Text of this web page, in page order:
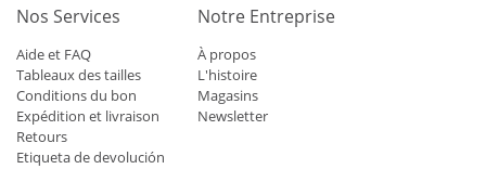
Nos Services
Aide et FAQ
Tableaux des tailles
Conditions du bon
Expédition et livraison
Retours
Etiqueta de devolución
Notre Entreprise
À propos
L'histoire
Magasins
Newsletter